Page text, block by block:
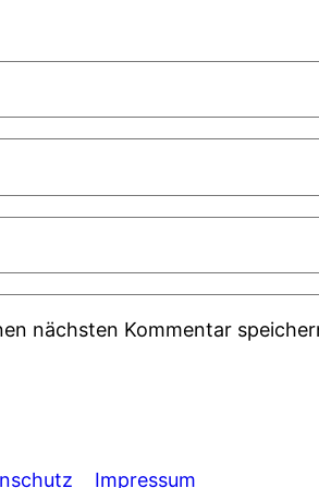
nächsten Kommentar
Impressum